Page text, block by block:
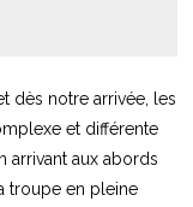
dès notre arrivée, les
et différente
arrivant aux abords
troupe en pleine